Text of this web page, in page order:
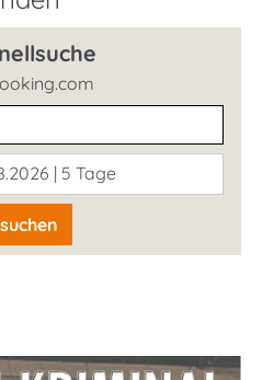
| 5 Tage
suchen